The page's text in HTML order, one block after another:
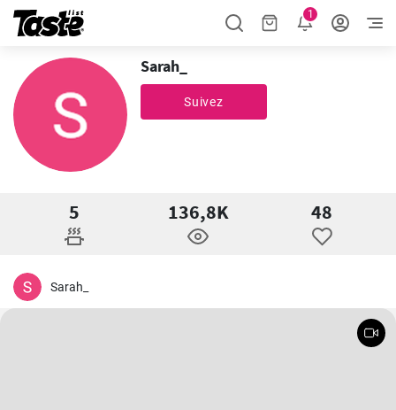
1
Sarah_
Suivez
5 136,8K 48
Sarah_